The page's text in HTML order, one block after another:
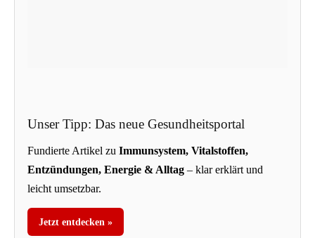
Unser Tipp: Das neue Gesundheitsportal
Fundierte Artikel zu Immunsystem, Vitalstoffen,
Entzündungen, Energie & Alltag – klar erklärt und
leicht umsetzbar.
Jetzt entdecken »